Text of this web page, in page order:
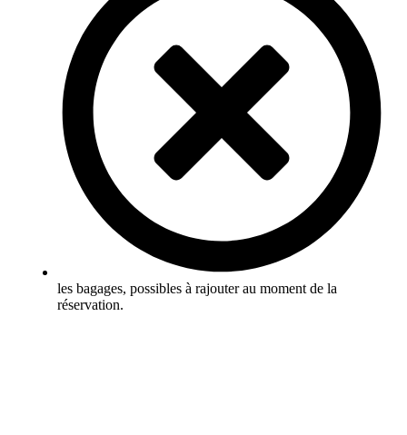
les bagages, possibles à rajouter au moment de la
réservation.